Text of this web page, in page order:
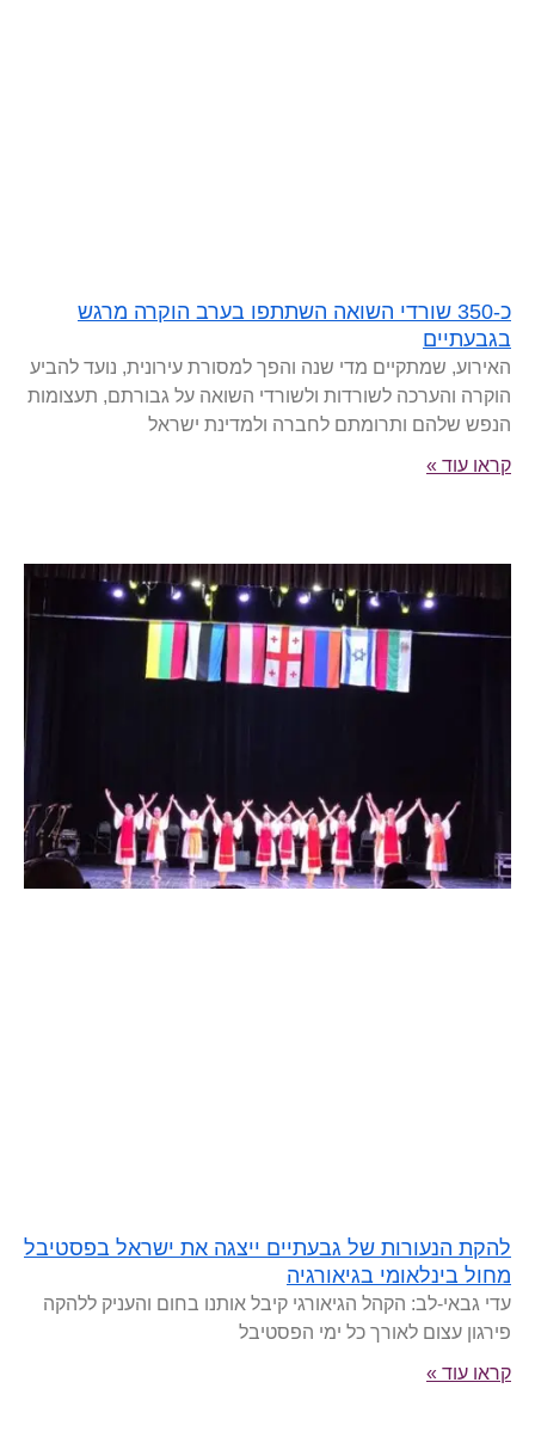
כ-350 שורדי השואה השתתפו בערב הוקרה מרגש
בגבעתיים
האירוע, שמתקיים מדי שנה והפך למסורת עירונית, נועד להביע
הוקרה והערכה לשורדות ולשורדי השואה על גבורתם, תעצומות
הנפש שלהם ותרומתם לחברה ולמדינת ישראל
קראו עוד »
להקת הנעורות של גבעתיים ייצגה את ישראל בפסטיבל
מחול בינלאומי בגיאורגיה
עדי גבאי-לב: הקהל הגיאורגי קיבל אותנו בחום והעניק ללהקה
פירגון עצום לאורך כל ימי הפסטיבל
קראו עוד »